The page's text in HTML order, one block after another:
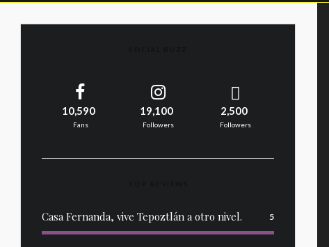
10,590
Fans
19,100
Followers
2,500
Followers
Casa Fernanda, vive Tepoztlán a otro nivel. 5